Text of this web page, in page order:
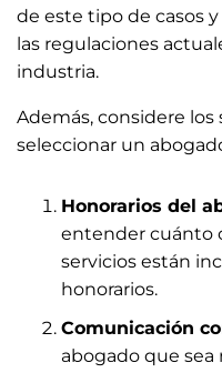
de este tipo de casos
las regulaciones
industria.
Además, considere
seleccionar un
Honorarios del
entender cuánto
servicios están
honorarios.
Comunicación
abogado que